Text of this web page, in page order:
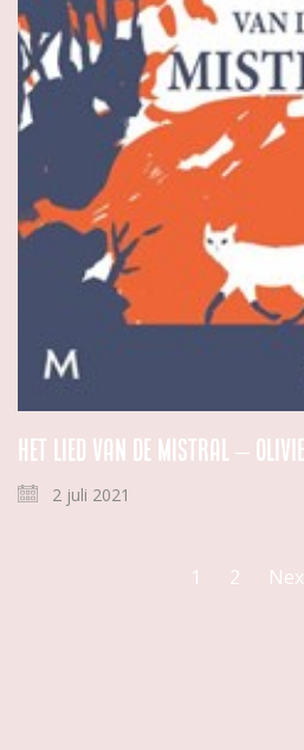
Het lied van de mistral –
2 juli 2021
1 2